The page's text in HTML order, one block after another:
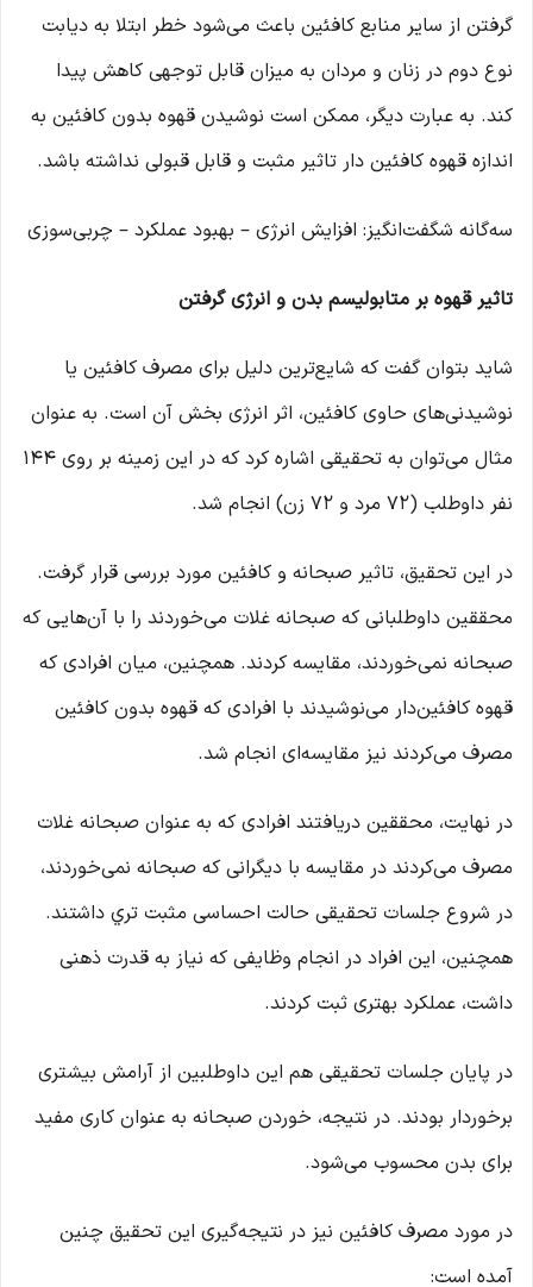
گرفتن از سایر منابع کافئین باعث می‌شود خطر ابتلا به دیابت
نوع دوم در زنان و مردان به میزان قابل توجهی کاهش پیدا
کند. به عبارت دیگر، ممکن است نوشیدن قهوه بدون کافئین به
اندازه قهوه کافئین‌ دار تاثیر مثبت و قابل قبولی نداشته باشد.
سه‌گانه شگفت‌انگیز: افزایش انرژی – بهبود عملکرد – چربی‌سوزی
تاثیر قهوه بر متابولیسم بدن و انرژی گرفتن
شاید بتوان گفت که شایع‌ترین دلیل برای مصرف کافئین یا
نوشیدنی‌های حاوی کافئین، اثر انرژی ‌بخش آن است. به عنوان
مثال می‌توان به تحقیقی اشاره کرد که در این زمینه بر روی 144
نفر داوطلب (72 مرد و 72 زن) انجام شد.
در این تحقیق، تاثیر صبحانه و کافئین مورد بررسی قرار گرفت.
محققین داوطلبانی که صبحانه غلات می‌خوردند را با آن‌هایی که
صبحانه نمی‌خوردند، مقایسه کردند. همچنین، میان افرادی که
قهوه کافئین‌دار می‌نوشیدند با افرادی که قهوه بدون کافئین
مصرف می‌کردند نیز مقایسه‌ای انجام شد.
در نهایت، محققین دریافتند افرادی که به عنوان صبحانه غلات
مصرف می‌کردند در مقایسه با دیگرانی که صبحانه نمی‌خوردند،
در شروع جلسات تحقیقی حالت احساسی مثبت‌ تري داشتند.
همچنین، این افراد در انجام وظایفی که نیاز به قدرت ذهنی
داشت، عملکرد بهتری ثبت کردند.
در پایان جلسات تحقیقی هم این داوطلبین از آرامش بیشتری
برخوردار بودند. در نتیجه، خوردن صبحانه به عنوان کاری مفید
برای بدن محسوب می‌شود.
در مورد مصرف کافئین نیز در نتیجه‌گیری این تحقیق چنین
آمده است: